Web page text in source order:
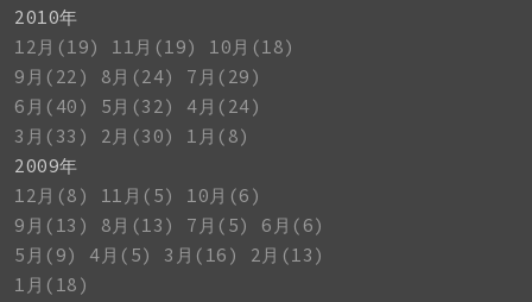
2010年
12月(19)
11月(19)
10月(18)
9月(22)
8月(24)
7月(29)
6月(40)
5月(32)
4月(24)
3月(33)
2月(30)
1月(8)
2009年
12月(8)
11月(5)
10月(6)
9月(13)
8月(13) 7月(5)
6月(6)
5月(9)
4月(5) 3月(16)
2月(13)
1月(18)